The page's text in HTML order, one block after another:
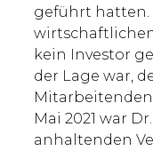
geführt hatten.
kein Investor
der Lage war,
Mitarbeitenden
Mai 2021 war
anhaltenden